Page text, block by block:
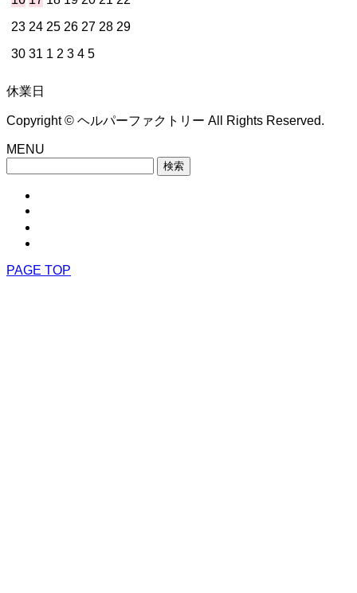
23 24 25 26 27 28 29
30 31 1 2 3 4 5
休業日
Copyright © ヘルパーファクトリー All Rights Reserved.
MENU
PAGE TOP